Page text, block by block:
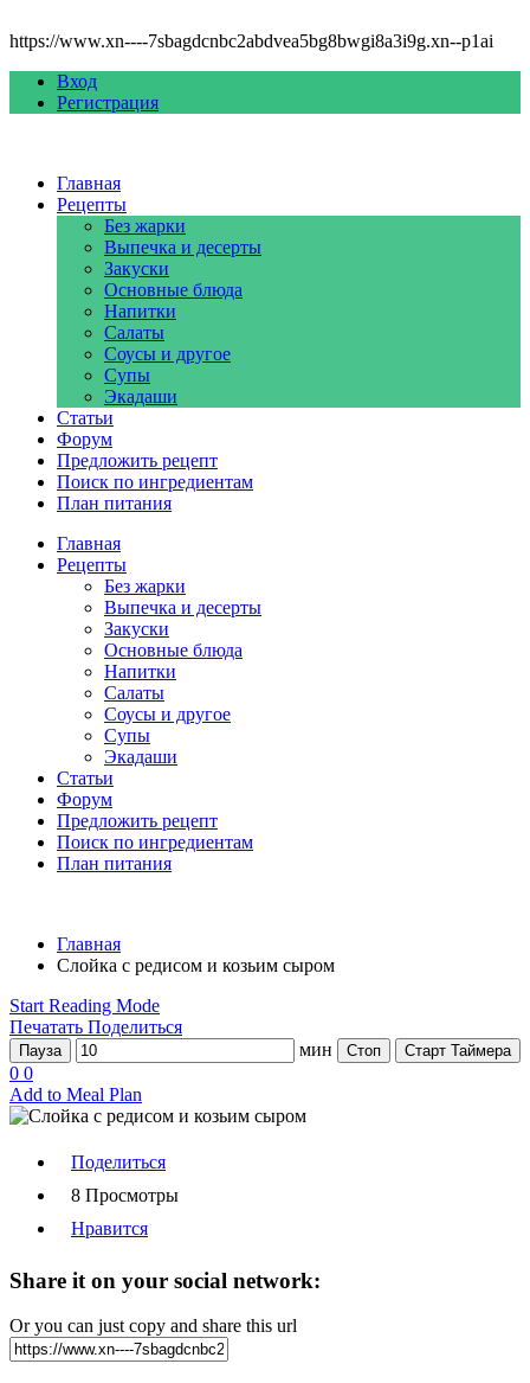
https://www.xn----7sbagdcnbc2abdvea5bg8bwgi8a3i9g.xn--p1ai
Вход
Регистрация
Главная
Рецепты
Без жарки
Выпечка и десерты
Закуски
Основные блюда
Напитки
Салаты
Соусы и другое
Супы
Экадаши
Статьи
Форум
Предложить рецепт
Поиск по ингредиентам
План питания
Главная
Рецепты
Без жарки
Выпечка и десерты
Закуски
Основные блюда
Напитки
Салаты
Соусы и другое
Супы
Экадаши
Статьи
Форум
Предложить рецепт
Поиск по ингредиентам
План питания
Главная
Слойка с редисом и козьим сыром
Start Reading Mode
Печатать Поделиться
Пауза мин Стоп Старт Таймера
0 0
Add to Meal Plan
Поделиться
8 Просмотры
Нравится
Share it on your social network:
Or you can just copy and share this url